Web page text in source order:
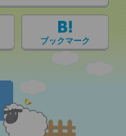
ブックマーク